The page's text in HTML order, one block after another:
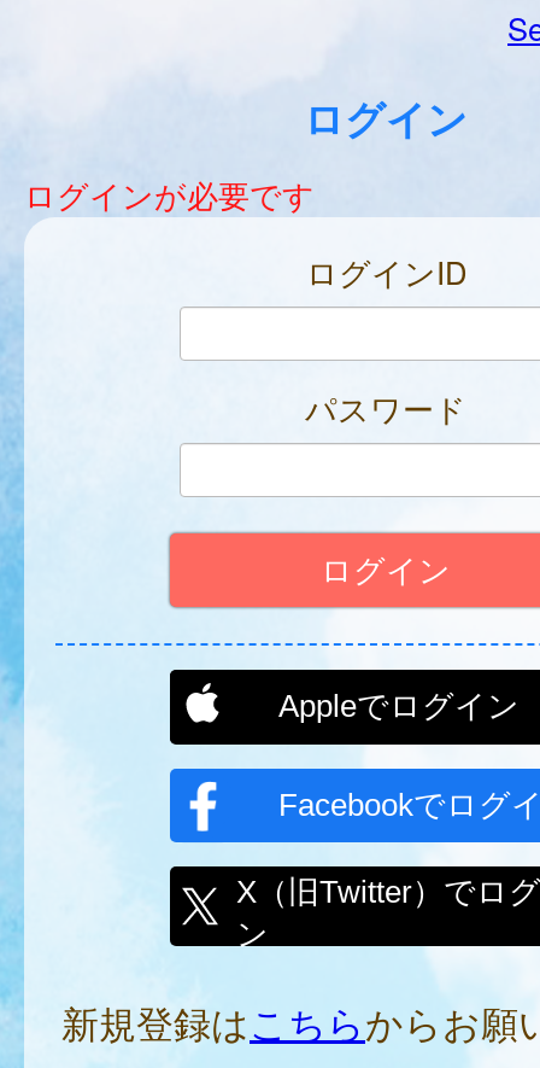
ログイン
ログインが必要です
ログインID
パスワード
Appleでログイン
Facebookでログ
X（旧Twitter）でロ
ン
新規登録はこちらからお願